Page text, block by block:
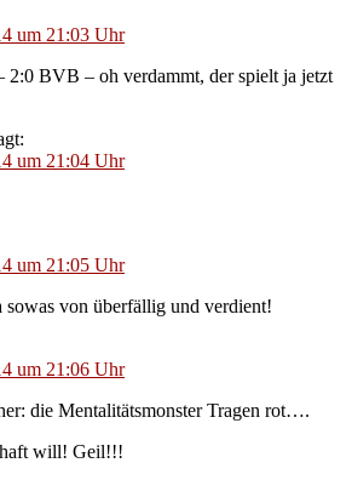
um 21:03 Uhr
2:0 BVB – oh verdammt, der spielt ja jetzt
um 21:04 Uhr
um 21:05 Uhr
sowas von überfällig und verdient!
um 21:06 Uhr
die Mentalitätsmonster Tragen rot….
will! Geil!!!